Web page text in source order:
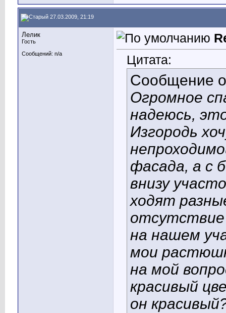
27.03.2009, 21:19
Лелик
Гость
Сообщений: n/a
Цитата:
Сообщение
Огромное
надеюсь,
Изгородь
фасада, а с
внизу
ходят
отсутствие
на нашем
мои
на мой
красивый
он